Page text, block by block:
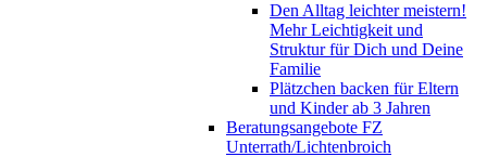
Den Alltag leichter meistern!
Mehr Leichtigkeit und
Struktur für Dich und Deine
Familie
Plätzchen backen für Eltern
und Kinder ab 3 Jahren
Beratungsangebote FZ
Unterrath/Lichtenbroich